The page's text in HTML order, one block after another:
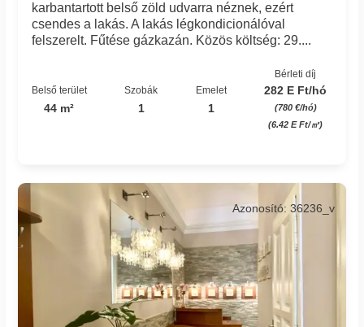
karbantartott belső zöld udvarra néznek, ezért
csendes a lakás. A lakás légkondicionálóval
felszerelt. Fűtése gázkazán. Közös költség: 29....
Belső terület
44 m²
Szobák
1
Emelet
1
Bérleti díj
282 E Ft/hó
(780 €/hó)
(6.42 E Ft/㎡)
Azonosító: 36236_v